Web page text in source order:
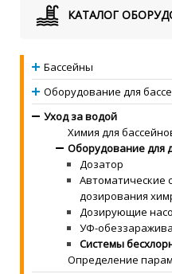
КАТАЛОГ
Бассейны
Оборудование для
Уход за водой
Химия для
Оборудование для
Дозатор
Автоматические
дозирования
Дозирующие
УФ-
Системы
Определение